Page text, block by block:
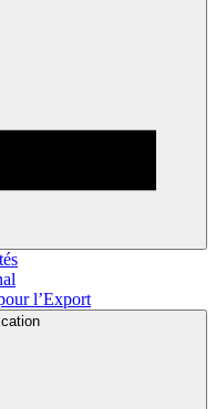
l’Export